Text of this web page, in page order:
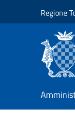
Regione